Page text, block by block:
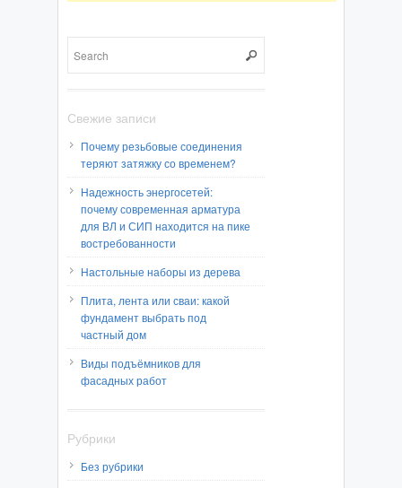
Свежие записи
Почему резьбовые соединения
теряют затяжку со временем?
Надежность энергосетей:
почему современная арматура
для ВЛ и СИП находится на пике
востребованности
Настольные наборы из дерева
Плита, лента или сваи: какой
фундамент выбрать под
частный дом
Виды подъёмников для
фасадных работ
Рубрики
Без рубрики